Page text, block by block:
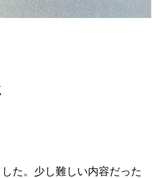
た。少し難しい内容だった